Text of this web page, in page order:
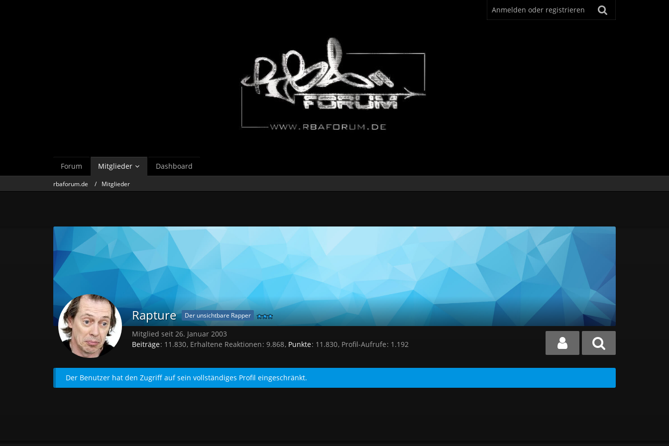
Anmelden oder registrieren
Forum Mitglieder Dashboard
rbaforum.de Mitglieder
Rapture Der unsichtbare Rapper
Mitglied seit 26. Januar 2003
Beiträge 11.830 Erhaltene Reaktionen 9.868 Punkte 11.830 Profil-Aufrufe 1.192
Der Benutzer hat den Zugriff auf sein vollständiges Profil eingeschränkt.